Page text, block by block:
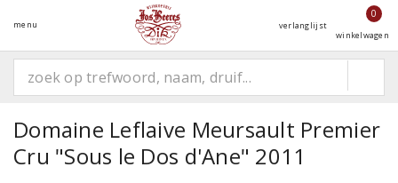
menu verlanglijst
0
winkelwagen
Domaine Leflaive Meursault Premier
Cru "Sous le Dos d'Ane" 2011